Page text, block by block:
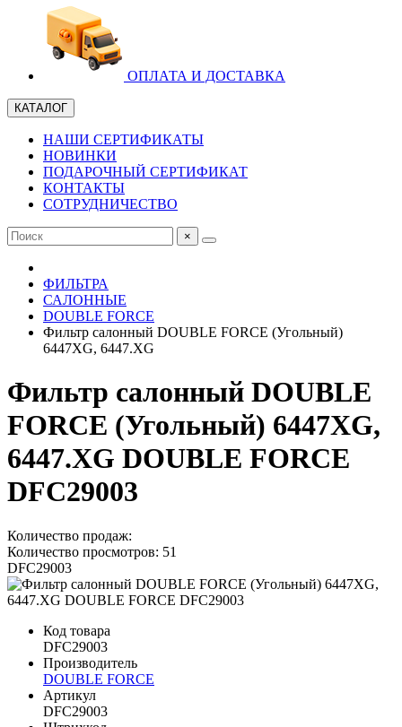
ОПЛАТА И ДОСТАВКА
КАТАЛОГ
НАШИ СЕРТИФИКАТЫ
НОВИНКИ
ПОДАРОЧНЫЙ СЕРТИФИКАТ
КОНТАКТЫ
СОТРУДНИЧЕСТВО
×
ФИЛЬТРА
САЛОННЫЕ
DOUBLE FORCE
Фильтр салонный DOUBLE FORCE (Угольный)
6447XG, 6447.XG
Фильтр салонный DOUBLE
FORCE (Угольный) 6447XG,
6447.XG DOUBLE FORCE
DFC29003
Количество продаж:
Количество просмотров: 51
DFC29003
Код товара
DFC29003
Производитель
DOUBLE FORCE
Артикул
DFC29003